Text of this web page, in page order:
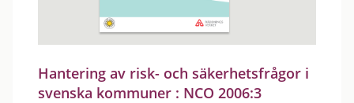
Hantering av risk- och säkerhetsfrågor i
svenska kommuner : NCO 2006:3